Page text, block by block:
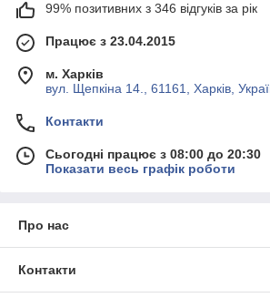
99% позитивних з 346 відгуків за рік
Працює з 23.04.2015
м. Харків
вул. Щепкіна 14., 61161, Харків,
Контакти
Сьогодні працює з 08:00 до 20:30
Показати весь графік роботи
Про нас
Контакти